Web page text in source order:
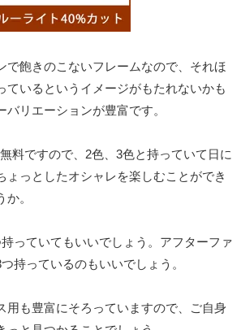
で飽きのこないフレームなので、それほ
ているというイメージがもたれないかも
バリエーションが豊富です。
料ですので、2色、3色と持っていて日に
ょっとしたオシャレを楽しむことができ
。
っていてもいいでしょう。アフターファ
持っているのもいいでしょう。
用も豊富にそろっていますので、ご自身